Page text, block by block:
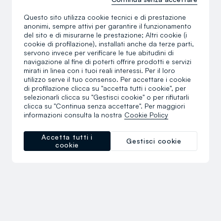
Questo sito utilizza cookie tecnici e di prestazione
anonimi, sempre attivi per garantire il funzionamento
del sito e di misurarne le prestazione; Altri cookie (i
cookie di profilazione), installati anche da terze parti,
servono invece per verificare le tue abitudini di
navigazione al fine di poterti offrire prodotti e servizi
mirati in linea con i tuoi reali interessi. Per il loro
utilizzo serve il tuo consenso. Per accettare i cookie
di profilazione clicca su "accetta tutti i cookie", per
selezionarli clicca su "Gestisci cookie" o per rifiutarli
clicca su "Continua senza accettare". Per maggiori
informazioni consulta la nostra Cookie Policy
Gestisci cookie
Accetta tutti i
cookie